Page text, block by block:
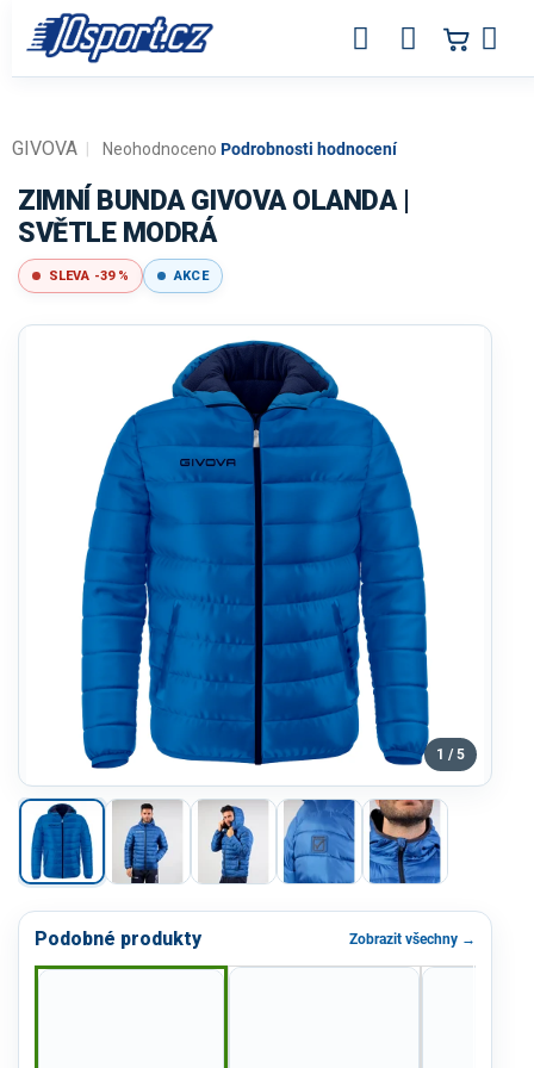
obsah
Průměrné
produktu
je
0,0
z
5
Neohodnoceno Podrobnosti hodnocení
GIVOVA
ZIMNÍ BUNDA GIVOVA OLANDA |
SVĚTLE MODRÁ
SLEVA -39 % AKCE
1 / 5
Podobné produkty Zobrazit všechny →